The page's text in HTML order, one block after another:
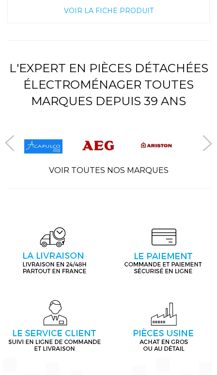
VOIR LA FICHE PRODUIT
L'EXPERT EN PIÈCES DÉTACHÉES
ÉLECTROMÉNAGER TOUTES
MARQUES DEPUIS 39 ANS
VOIR TOUTES NOS MARQUES